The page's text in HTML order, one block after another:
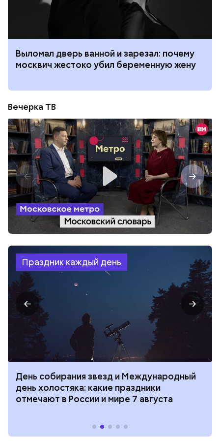
Выломал дверь ванной и зарезал: почему
москвич жестоко убил беременную жену
Вечерка ТВ
Праздник каждый день
День собирания звезд и Международный
день холостяка: какие праздники
отмечают в России и мире 7 августа